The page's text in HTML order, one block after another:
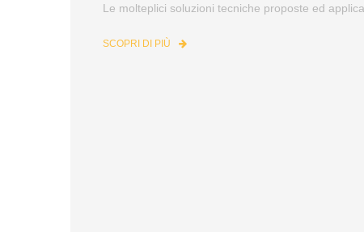
Le molteplici soluzioni tecniche proposte ed
SCOPRI DI PIÙ